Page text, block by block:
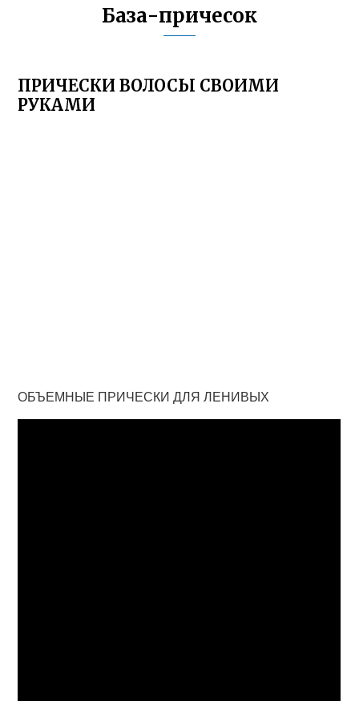
База-причесок
ПРИЧЕСКИ ВОЛОСЫ СВОИМИ
РУКАМИ
ОБЪЕМНЫЕ ПРИЧЕСКИ ДЛЯ ЛЕНИВЫХ